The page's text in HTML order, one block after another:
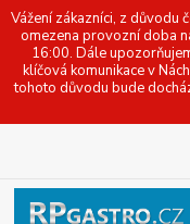
Vážení zákazníci, z
omezena provozní doba
16:00. Dále
klíčová komunikace v
tohoto důvodu bude